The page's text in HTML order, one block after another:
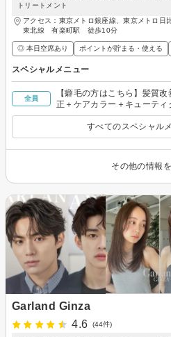
トリートメント
アクセス：東京メトロ銀座線、東京メトロ
東北線 有楽町駅 徒歩10分
◎ 本日空席あり ポイントが貯まる・使える
スペシャルメニュー
全員
【癖毛の方はこちら】髪質
正＋ケアカラー＋キューティ
すべてのスペシャル
その他の情報
Garland Ginza
4.6
(44件)